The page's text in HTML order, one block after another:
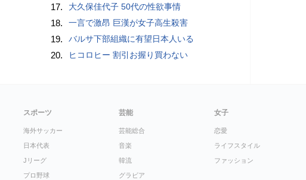
17. 大久保佳代子 50代の性欲事情
18. 一言で激昂 巨漢が女子高生殺害
19. バルサ下部組織に有望日本人いる
20. ヒコロヒー 割引お握り買わない
スポーツ
海外サッカー
日本代表
Jリーグ
プロ野球
芸能
芸能総合
音楽
韓流
グラビア
女子
恋愛
ライフスタイル
ファッション